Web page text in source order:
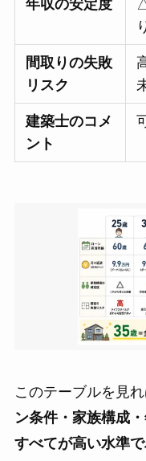
年収の安定度
間取りの失敗
リスク
建築士のコメ
ント
このテーブルを見
ン条件・家族構成
すべてが高い水準